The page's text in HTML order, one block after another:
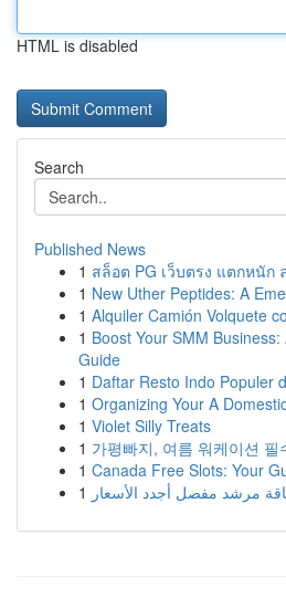
HTML is disabled
Search
Published News
1 สล็อต PG เว็บตรง แตกหนัก
1 New Uther Peptides: A
1 Alquiler Camión Volquete
1 Boost Your SMM
Guide
1 Daftar Resto Indo Populer
1 Organizing Your A
1 Violet Silly Treats
1 가평빠지, 여름 워케이션 필
1 Canada Free Slots: Your
1 مرشد مفصل أجدد الأسعار